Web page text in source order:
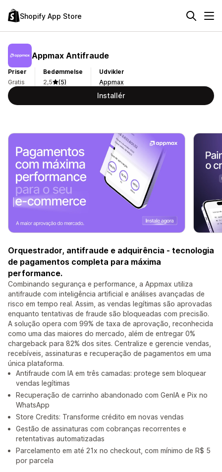
Shopify App Store
Appmax Antifraude
Priser
Gratis
Bedømmelse
2,5
(5)
Udvikler
Appmax
Installér
Orquestrador, antifraude e adquirência - tecnologia
de pagamentos completa para máxima
performance.
Combinando segurança e performance, a Appmax utiliza
antifraude com inteligência artificial e análises avançadas de
risco em tempo real. Assim, as vendas legítimas são aprovadas
enquanto tentativas de fraude são bloqueadas com precisão.
A solução opera com 99% de taxa de aprovação, reconhecida
como uma das maiores do mercado, além de entregar 0%
chargeback para 82% dos sites. Centralize e gerencie vendas,
recebíveis, assinaturas e recuperação de pagamentos em uma
única plataforma.
Antifraude com IA em três camadas: protege sem bloquear
vendas legítimas
Recuperação de carrinho abandonado com GenIA e Pix no
WhatsApp
Store Credits: Transforme crédito em novas vendas
Gestão de assinaturas com cobranças recorrentes e
retentativas automatizadas
Parcelamento em até 21x no checkout, com mínimo de R$ 5
por parcela